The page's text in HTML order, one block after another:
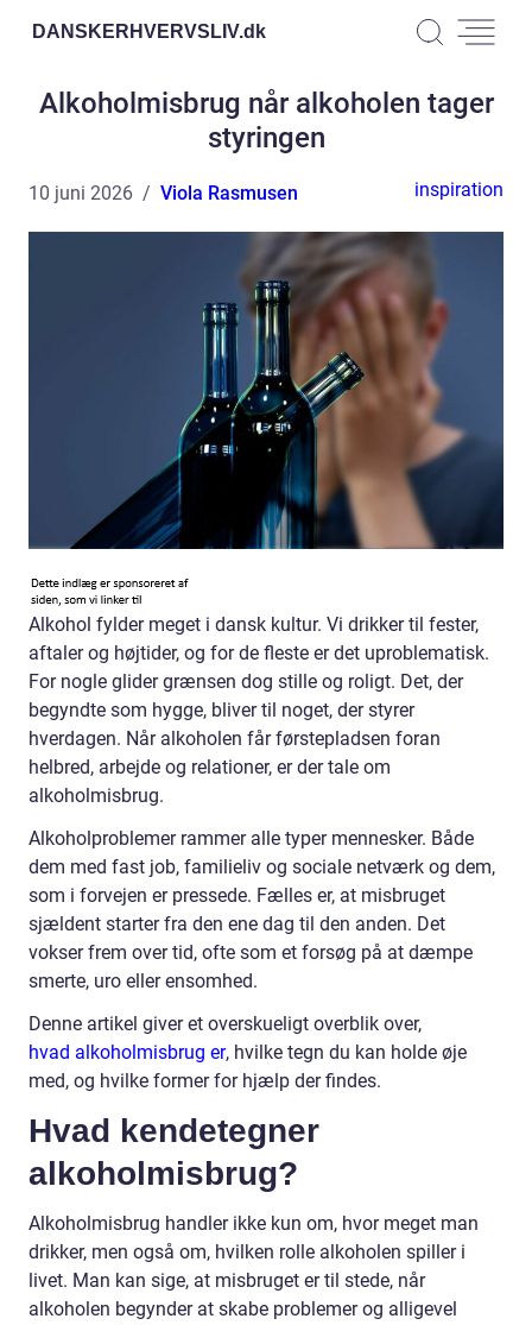
DANSKERHVERVSLIV.dk
Alkoholmisbrug når alkoholen tager
styringen
10 juni 2026 Viola Rasmusen inspiration
Alkohol fylder meget i dansk kultur. Vi drikker til fester,
aftaler og højtider, og for de fleste er det uproblematisk.
For nogle glider grænsen dog stille og roligt. Det, der
begyndte som hygge, bliver til noget, der styrer
hverdagen. Når alkoholen får førstepladsen foran
helbred, arbejde og relationer, er der tale om
alkoholmisbrug.
Alkoholproblemer rammer alle typer mennesker. Både
dem med fast job, familieliv og sociale netværk og dem,
som i forvejen er pressede. Fælles er, at misbruget
sjældent starter fra den ene dag til den anden. Det
vokser frem over tid, ofte som et forsøg på at dæmpe
smerte, uro eller ensomhed.
Denne artikel giver et overskueligt overblik over,
hvad alkoholmisbrug er, hvilke tegn du kan holde øje
med, og hvilke former for hjælp der findes.
Hvad kendetegner
alkoholmisbrug?
Alkoholmisbrug handler ikke kun om, hvor meget man
drikker, men også om, hvilken rolle alkoholen spiller i
livet. Man kan sige, at misbruget er til stede, når
alkoholen begynder at skabe problemer og alligevel